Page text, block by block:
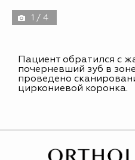
1 / 4
Пациент обратился с
почерневший зуб в
проведено
циркониевой коронка.